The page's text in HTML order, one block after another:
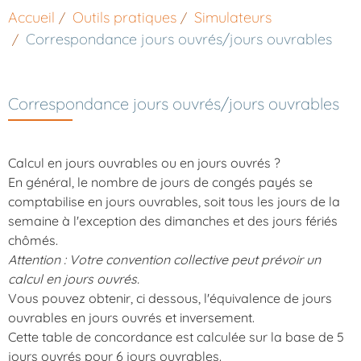
Accueil Outils pratiques
Simulateurs
Correspondance jours ouvrés/jours ouvrables
Correspondance jours ouvrés/jours ouvrables
Calcul en jours ouvrables ou en jours ouvrés ?
En général, le nombre de jours de congés payés se
comptabilise en jours ouvrables, soit tous les jours de la
semaine à l'exception des dimanches et des jours fériés
chômés.
Attention : Votre convention collective peut prévoir un
calcul en jours ouvrés.
Vous pouvez obtenir, ci dessous, l'équivalence de jours
ouvrables en jours ouvrés et inversement.
Cette table de concordance est calculée sur la base de 5
jours ouvrés pour 6 jours ouvrables.